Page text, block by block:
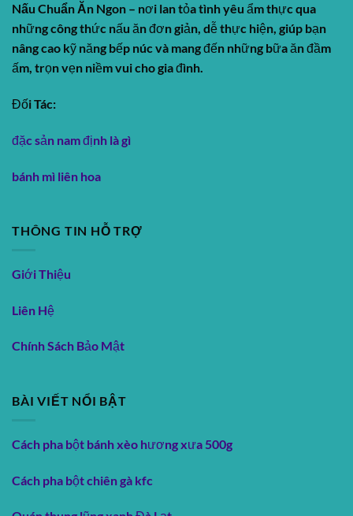
Nấu Chuẩn Ăn Ngon – nơi lan tỏa tình yêu ẩm thực qua
những công thức nấu ăn đơn giản, dễ thực hiện, giúp bạn
nâng cao kỹ năng bếp núc và mang đến những bữa ăn đầm
ấm, trọn vẹn niềm vui cho gia đình.
Đối Tác:
đặc sản nam định là gì
bánh mì liên hoa
THÔNG TIN HỖ TRỢ
Giới Thiệu
Liên Hệ
Chính Sách Bảo Mật
BÀI VIẾT NỔI BẬT
Cách pha bột bánh xèo hương xưa 500g
Cách pha bột chiên gà kfc